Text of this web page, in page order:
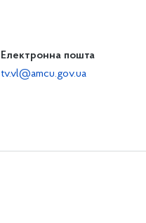
Електронна пошта
tv.vl@amcu.gov.ua